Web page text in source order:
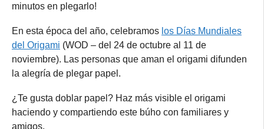
minutos en plegarlo!
En esta época del año, celebramos los Días Mundiales
del Origami (WOD – del 24 de octubre al 11 de
noviembre). Las personas que aman el origami difunden
la alegría de plegar papel.
¿Te gusta doblar papel? Haz más visible el origami
haciendo y compartiendo este búho con familiares y
amigos.